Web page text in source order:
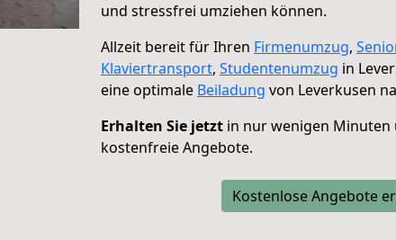
und stressfrei umziehen können.
Allzeit bereit für Ihren Firmenumzug,
Klaviertransport, Studentenumzug in
eine optimale Beiladung von Leverkusen
Erhalten Sie jetzt in nur wenigen
kostenfreie Angebote.
Kostenlose Angebote